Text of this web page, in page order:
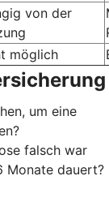
von der
möglich
um eine
falsch war
Monate dauert?